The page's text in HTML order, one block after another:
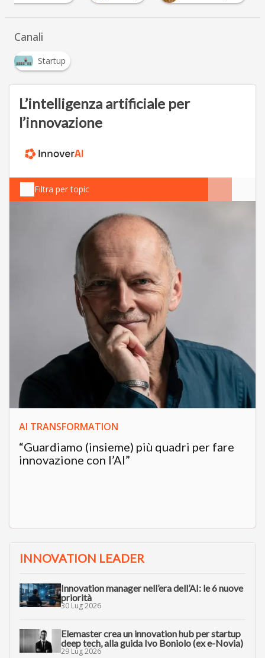
Canali
Startup
L’intelligenza artificiale per
l’innovazione
Filtra per topic
AI TRANSFORMATION
“Guardiamo (insieme) più quadri per fare
innovazione con l’AI”
INNOVATION LEADER
Innovation manager nell’era dell’AI: le 6 nuove
priorità
30 Lug 2026
Elemaster crea un innovation hub per startup
deep tech, alla guida Ivo Boniolo (ex e-Novia)
29 Lug 2026